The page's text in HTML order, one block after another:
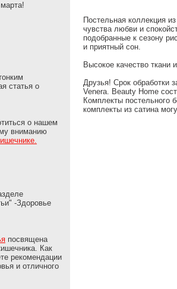
статья о
о нашем
вниманию
-Здоровье
посвящена
Как
рекомендации
и отличного
Постельная коллекция
чувства любви и
подобранные к сезону
и приятный сон.
Высокое качество ткани
Друзья! Срок обработки
Venera. Beauty Home
Комплекты постельного
комплекты из сатина